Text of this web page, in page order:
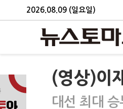
2026.08.09 (일요일)
(영상)이
대선 최대